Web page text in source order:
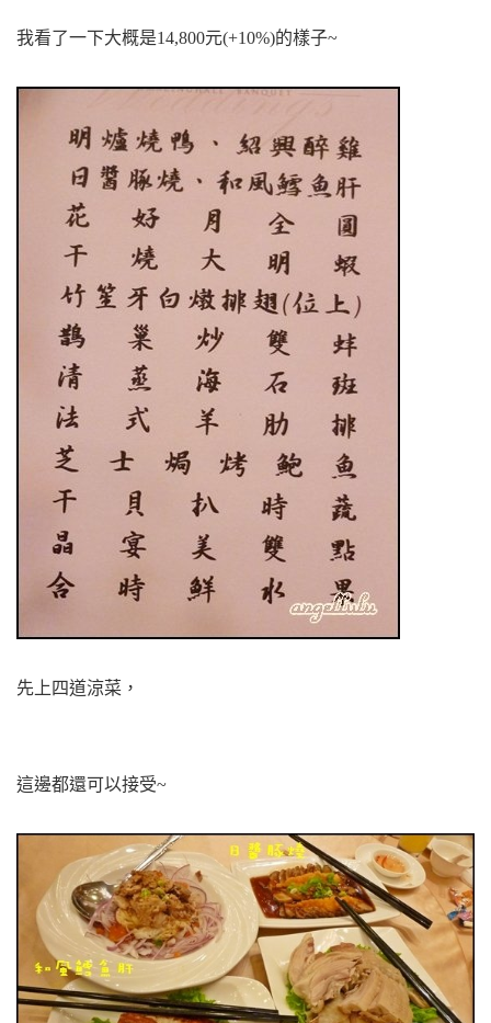
我看了一下大概是14,800元(+10%)的樣子~
先上四道涼菜，
這邊都還可以接受~